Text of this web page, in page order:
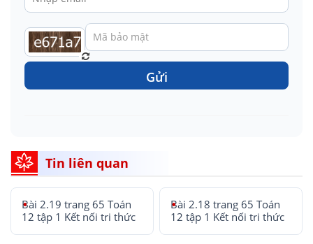
Gửi
Tin liên quan
Bài 2.19 trang 65 Toán
12 tập 1 Kết nối tri thức
Bài 2.18 trang 65 Toán
12 tập 1 Kết nối tri thức